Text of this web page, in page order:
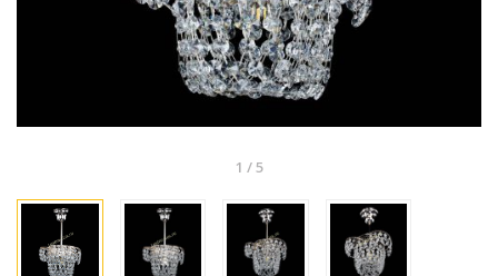
1 /5